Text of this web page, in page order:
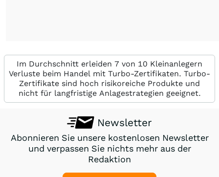
Im Durchschnitt erleiden 7 von 10 Kleinanlegern
Verluste beim Handel mit Turbo-Zertifikaten. Turbo-
Zertifikate sind hoch risikoreiche Produkte und
nicht für langfristige Anlagestrategien geeignet.
Newsletter
Abonnieren Sie unsere kostenlosen Newsletter
und verpassen Sie nichts mehr aus der
Redaktion